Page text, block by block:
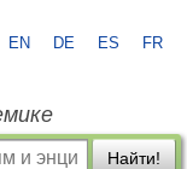
EN DE ES FR
Найти!